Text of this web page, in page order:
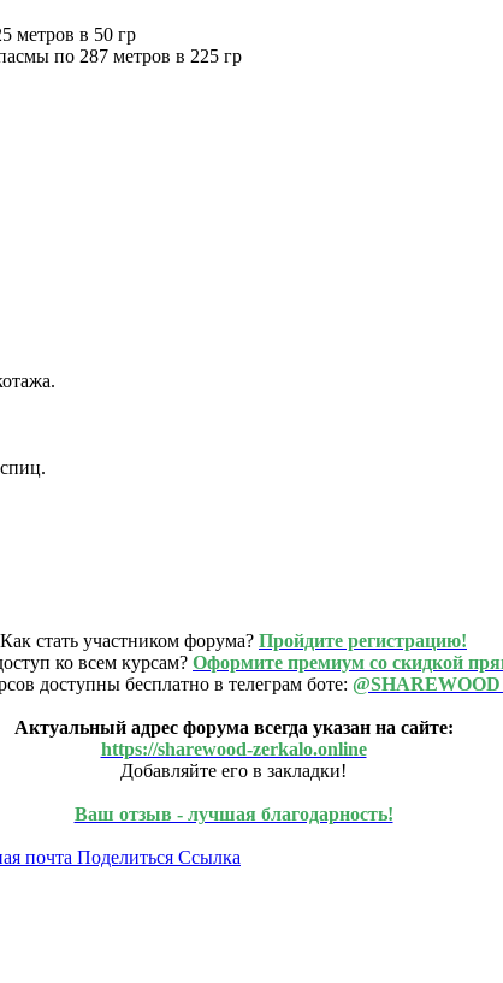
метров в 50 гр
по 287 метров в 225 гр
Как стать участником форума? Пройдите регистрацию!
ко всем курсам? Оформите премиум со скидкой
доступны бесплатно в телеграм боте:
Актуальный адрес форума всегда указан на сайте:
https://sharewood-zerkalo.online
Добавляйте его в закладки!
Ваш отзыв - лучшая благодарность!
почта Поделиться Ссылка